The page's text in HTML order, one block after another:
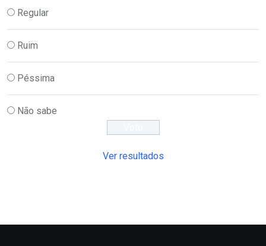
Regular
Ruim
Péssima
Não sabe
Ver resultados